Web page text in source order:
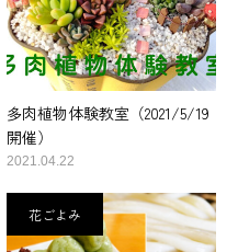
多肉植物体験教室（2021/5/19
開催）
2021.04.22
花ごよみ